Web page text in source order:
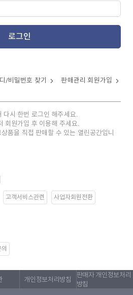
로그인
/비밀번호 찾기 판매관리 회원가입
다시 한번 로그인 해주세요.
회원가입 후 이용해 주세요.
품을 직접 판매할 수 있는 열린공간입니
고객서비스관련 사업자회원전환
개인정보처리방침
판매자 개인정보처리
방침